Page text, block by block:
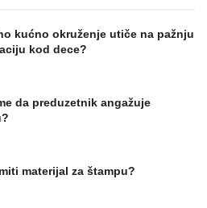
kućno okruženje utiče na pažnju
kod dece?
da preduzetnik angažuje
materijal za štampu?